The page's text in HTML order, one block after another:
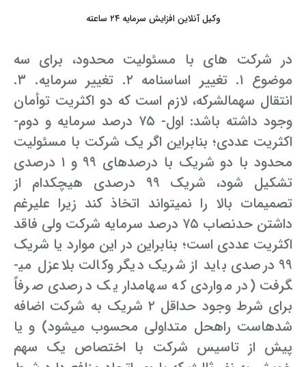
وکیل آنلاین افزایش سرمایه ۲۴ ساعته
در شرکت­ های با مسئولیت محدود، برای سه
موضوع ۱. تغییر اساسنامه ۲. تغییر سرمایه. ۳.
انتقال سهم­الشرکه، لازم است که دو اکثریت توأمان
وجود داشته باشد: اول- ۷۵ درصد سرمایه و دوم-
اکثریت عددی؛ بنابراین اگر یک شرکت با مسئولیت
محدود با دو شریک با درصدهای ۹۹ و ۱ درصدی
تشکیل شود، شریک ۹۹ درصدی هیچ­کدام از
تصمیمات بالا را نمی­تواند اتخاذ کند زیرا علی­رغم
داشتن حدنصاب ۷۵ درصد سرمایه شرکت ولی فاقد
اکثریت عددی است؛ بنابراین در این موارد یا شریک
۹۹ درصدی باید از شریک دیگر وکالت بلاعزل می­
گرفت (در مواردی که سهام­­دار یک درصدی صرفاً
برای شرط وجود حداقل ۲ شریک به شرکت اضافه
شده­است راه­حل متداولی محسوب می­شود) و یا
پیش از تاسیس شرکت با اختصاص یک سهم